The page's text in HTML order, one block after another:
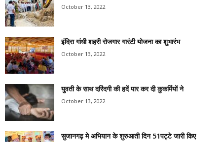
October 13, 2022
इंदिरा गांधी शहरी रोजगार गारंटी योजना का शुभारंभ
October 13, 2022
युवती के साथ दरिंदगी की हदें पार कर दी कुकर्मियों ने
October 13, 2022
सुजानगढ़ मे अभियान के शुरुआती दिन 51पट्टे जारी किए